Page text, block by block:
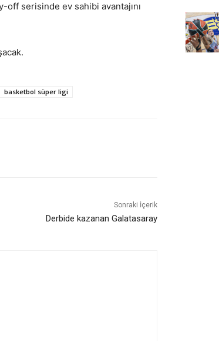
serisinde ev sahibi avantajını
basketbol süper ligi
Sonraki İçerik
Derbide kazanan Galatasaray